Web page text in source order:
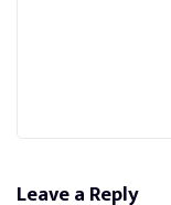
Leave a Reply